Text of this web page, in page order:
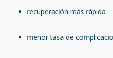
recuperación más rápida
menor tasa de